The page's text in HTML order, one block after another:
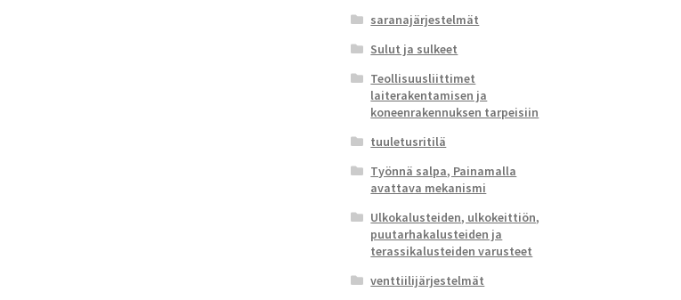
saranajärjestelmät
Sulut ja sulkeet
Teollisuusliittimet
laiterakentamisen ja
koneenrakennuksen tarpeisiin
tuuletusritilä
Työnnä salpa, Painamalla
avattava mekanismi
Ulkokalusteiden, ulkokeittiön,
puutarhakalusteiden ja
terassikalusteiden varusteet
venttiilijärjestelmät